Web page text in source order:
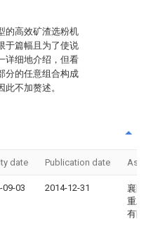
的高效矿渣选粉机
于篇幅且为了使说
详细地介绍，但看
分的任意组合构成
不加赘述。
date Publication date
09-03 2014-12-31
襄阳
重工
有限